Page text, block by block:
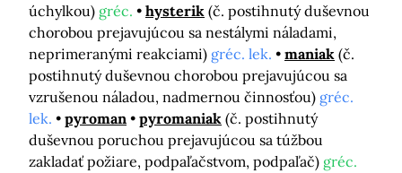
úchylkou) gréc. hysterik (č. postihnutý duševnou
chorobou prejavujúcou sa nestálymi náladami,
neprimeranými reakciami) gréc. lek. maniak (č.
postihnutý duševnou chorobou prejavujúcou sa
vzrušenou náladou, nadmernou činnosťou) gréc.
lek.
pyroman pyromaniak (č. postihnutý
duševnou poruchou prejavujúcou sa túžbou
zakladať požiare, podpaľačstvom, podpaľač) gréc.